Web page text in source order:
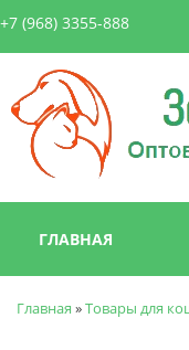
+7 (968) 3355-888
Зоо-
Маркет
Главное меню
ГЛАВНАЯ
Главная »Товары для